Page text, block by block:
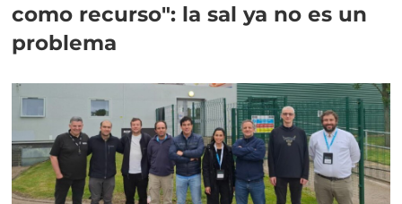
como recurso": la sal ya no es un
problema